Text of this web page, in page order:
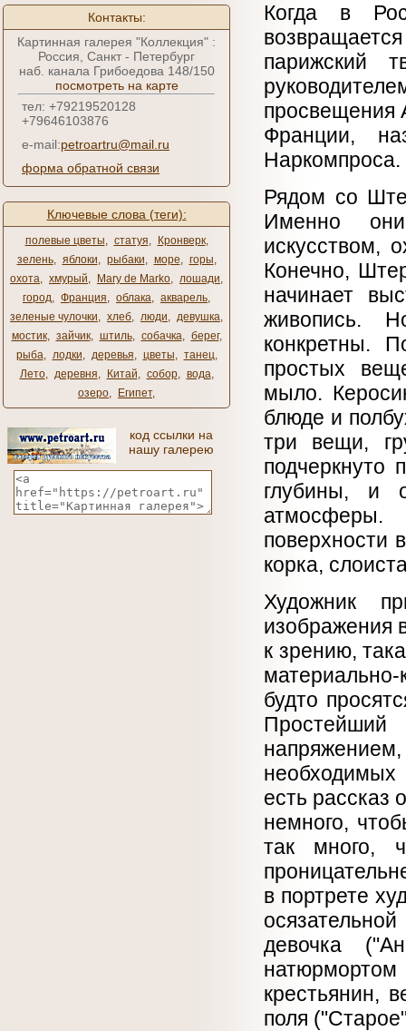
Контакты:
Картинная галерея "Коллекция" :
Россия, Санкт - Петербург
наб. канала Грибоедова 148/150
посмотреть на карте
тел: +79219520128
+79646103876
e-mail:petroartru@mail.ru
форма обратной связи
Ключевые слова (теги):
полевые цветы, статуя, Кронверк,
зелень, яблоки, рыбаки, море, горы,
охота, хмурый, Mary de Marko, лошади,
город, Франция, облака, акварель,
зеленые чулочки, хлеб, люди, девушка,
мостик, зайчик, штиль, собачка, берег,
рыба, лодки, деревья, цветы, танец,
Лето, деревня, Китай, собор, вода,
озеро, Египет,
код ссылки на
нашу галерею
Когда в
парижский
просвещения
Франции,
Наркомпроса.
Рядом со
Именно
искусством,
Конечно,
начинает
живопись.
конкретны.
простых
мыло.
блюде и
три вещи,
подчеркнуто
глубины, и
атмосферы.
поверхности
корка,
Художник
изображения
к зрению,
будто
необходимых
есть рассказ
немного,
так много,
в портрете
девочка
крестьянин,
поля